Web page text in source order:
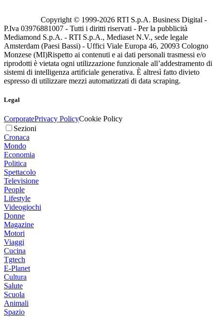
Copyright © 1999-2026 RTI S.p.A. Business Digital -
P.Iva 03976881007 - Tutti i diritti riservati - Per la pubblicità
Mediamond S.p.A. - RTI S.p.A., Mediaset N.V., sede legale
Amsterdam (Paesi Bassi) - Uffici Viale Europa 46, 20093 Cologno
Monzese (MI)Rispetto ai contenuti e ai dati personali trasmessi e/o
riprodotti è vietata ogni utilizzazione funzionale all’addestramento di
sistemi di intelligenza artificiale generativa. È altresì fatto divieto
espresso di utilizzare mezzi automatizzati di data scraping.
Legal
CorporatePrivacy PolicyCookie Policy
Sezioni
Cronaca
Mondo
Economia
Politica
Spettacolo
Televisione
People
Lifestyle
Videogiochi
Donne
Magazine
Motori
Viaggi
Cucina
Tgtech
E-Planet
Cultura
Salute
Scuola
Animali
Spazio